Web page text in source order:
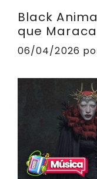
Black
que
06/04/2026